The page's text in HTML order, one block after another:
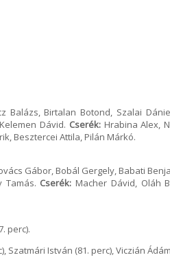
Balázs, Birtalan Botond, Szalai
Dávid. Cserék:Hrabina Alex,
Besztercei Attila, Pilán Márkó.
Gábor, Bobál Gergely, Babati
Tamás. Cserék: Macher Dávid, Oláh
perc).
Szatmári István (81. perc), Viczián